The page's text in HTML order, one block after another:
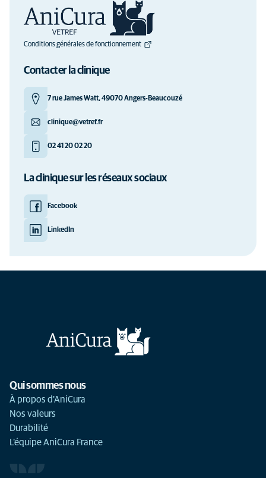
Conditions générales de fonctionnement
Contacter la clinique
7 rue James Watt, 49070 Angers-Beaucouzé
clinique@vetref.fr
02 41 20 02 20
La clinique sur les réseaux sociaux
Facebook
LinkedIn
Qui sommes nous
À propos d'AniCura
Nos valeurs
Durabilité
L'équipe AniCura France